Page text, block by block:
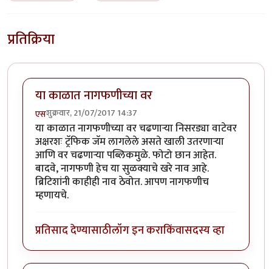
प्रतिक्रिया
या काळात नागफणीच्या वर
एसशुक्रवार, 21/07/2017 14:37
या काळात नागफणीच्या वर चढणाऱ्या निसरड्या वाटेवर
अक्षरशः ट्रॅफिक जॅम लागलेले असते खाली उतरणाऱ्या
आणि वर चढणाऱ्या पब्लिकमुळे. फोटो छान आहेत.
बादवे, नागफणी हेच या सुळक्याचे खरे नाव आहे.
ब्रिटिशांनी काहीही नाव ठेवोत. आपण नागफणीच
म्हणायचे.
प्रतिसाद देण्यासाठीलॉग इन कराकिंवासदस्य व्हा